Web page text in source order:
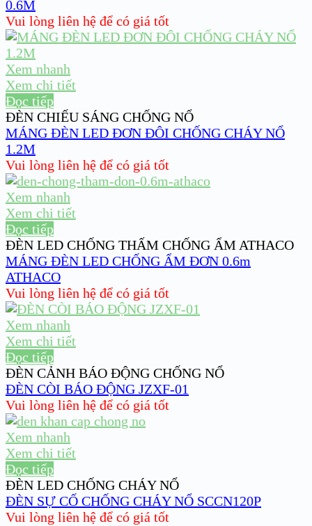
0.6M
Vui lòng liên hệ để có giá tốt
Xem nhanh
Xem chi tiết
Đọc tiếp
ĐÈN CHIẾU SÁNG CHỐNG NỔ
MÁNG ĐÈN LED ĐƠN ĐÔI CHỐNG CHÁY NỔ
1.2M
Vui lòng liên hệ để có giá tốt
Xem nhanh
Xem chi tiết
Đọc tiếp
ĐÈN LED CHỐNG THẤM CHỐNG ẨM ATHACO
MÁNG ĐÈN LED CHỐNG ẨM ĐƠN 0.6m
ATHACO
Vui lòng liên hệ để có giá tốt
Xem nhanh
Xem chi tiết
Đọc tiếp
ĐÈN CẢNH BÁO ĐỘNG CHỐNG NỔ
ĐÈN CÒI BÁO ĐỘNG JZXF-01
Vui lòng liên hệ để có giá tốt
Xem nhanh
Xem chi tiết
Đọc tiếp
ĐÈN LED CHỐNG CHÁY NỔ
ĐÈN SỰ CỐ CHỐNG CHÁY NỔ SCCN120P
Vui lòng liên hệ để có giá tốt